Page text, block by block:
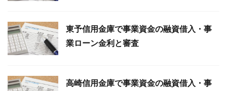
東予信用金庫で事業資金の融資借入・事
業ローン金利と審査
高崎信用金庫で事業資金の融資借入・事